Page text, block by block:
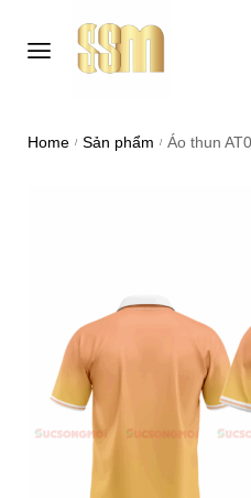
Home / Sản phẩm / Áo thun